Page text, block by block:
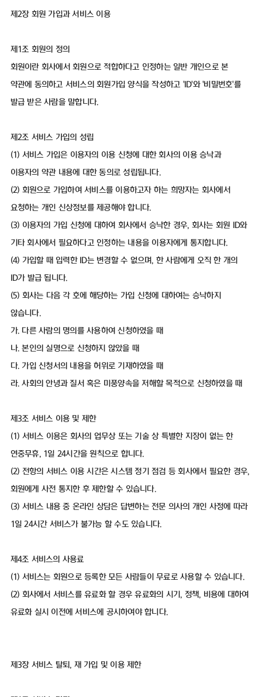
제2장 회원 가입과 서비스 이용
제1조 회원의 정의
회원이란 회사에서 회원으로 적합하다고 인정하는 일반 개인으로 본
약관에 동의하고 서비스의 회원가입 양식을 작성하고 'ID'와 '비밀번호'를
발급 받은 사람을 말합니다.
제2조 서비스 가입의 성립
(1) 서비스 가입은 이용자의 이용 신청에 대한 회사의 이용 승낙과
이용자의 약관 내용에 대한 동의로 성립됩니다.
(2) 회원으로 가입하여 서비스를 이용하고자 하는 희망자는 회사에서
요청하는 개인 신상정보를 제공해야 합니다.
(3) 이용자의 가입 신청에 대하여 회사에서 승낙한 경우, 회사는 회원 ID와
기타 회사에서 필요하다고 인정하는 내용을 이용자에게 통지합니다.
(4) 가입할 때 입력한 ID는 변경할 수 없으며, 한 사람에게 오직 한 개의
ID가 발급 됩니다.
(5) 회사는 다음 각 호에 해당하는 가입 신청에 대하여는 승낙하지
않습니다.
가. 다른 사람의 명의를 사용하여 신청하였을 때
나. 본인의 실명으로 신청하지 않았을 때
다. 가입 신청서의 내용을 허위로 기재하였을 때
라. 사회의 안녕과 질서 혹은 미풍양속을 저해할 목적으로 신청하였을 때
제3조 서비스 이용 및 제한
(1) 서비스 이용은 회사의 업무상 또는 기술 상 특별한 지장이 없는 한
연중무휴, 1일 24시간을 원칙으로 합니다.
(2) 전항의 서비스 이용 시간은 시스템 정기 점검 등 회사에서 필요한 경우,
회원에게 사전 통지한 후 제한할 수 있습니다.
(3) 서비스 내용 중 온라인 상담은 답변하는 전문 의사의 개인 사정에 따라
1일 24시간 서비스가 불가능 할 수도 있습니다.
제4조 서비스의 사용료
(1) 서비스는 회원으로 등록한 모든 사람들이 무료로 사용할 수 있습니다.
(2) 회사에서 서비스를 유료화 할 경우 유료화의 시기, 정책, 비용에 대하여
유료화 실시 이전에 서비스에 공시하여야 합니다.
제3장 서비스 탈퇴, 재 가입 및 이용 제한